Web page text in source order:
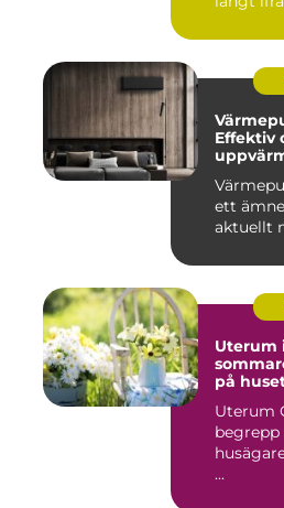
Effektiv
ett
aktuellt
Uterum
på
Uterum
...